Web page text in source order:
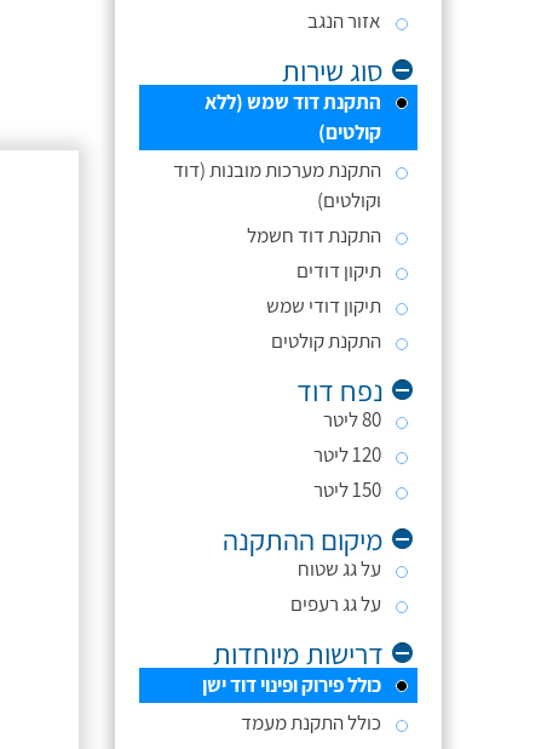
אזור הנגב
סוג שירות
התקנת דוד שמש (ללא
קולטים)
התקנת מערכות מובנות (דוד
וקולטים)
התקנת דוד חשמל
תיקון דודים
תיקון דודי שמש
התקנת קולטים
נפח דוד
80 ליטר
120 ליטר
150 ליטר
מיקום ההתקנה
על גג שטוח
על גג רעפים
דרישות מיוחדות
כולל פירוק ופינוי דוד ישן
כולל התקנת מעמד